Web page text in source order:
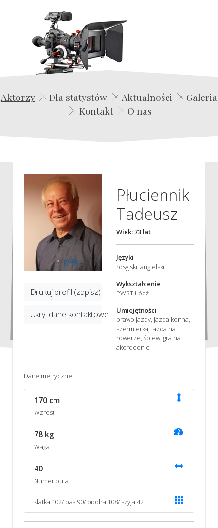
Edwin Film Agencja Aktorska
Aktorzy Dla statystów Aktualności
Galeria
Kontakt
O nas
Drukuj profil (zapisz)
Ukryj dane kontaktowe
Płuciennik
Tadeusz
Wiek: 73 lat
Języki
rosyjski, angielski
Wykształcenie
PWST Łódź
Umiejętności
prawo jazdy, jazda konna,
szermierka, jazda na
rowerze, śpiew, gra na
akordeonie
Dane metryczne
170 cm
Wzrost
78 kg
Waga
40
Numer buta
klatka 102/ pas 90/ biodra 108/ szyja 42